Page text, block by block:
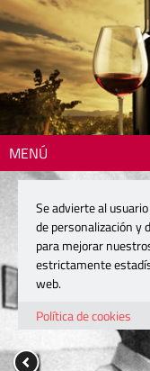
MENÚ
Se advierte al
de personalización y
para mejorar
estrictamente
web.
Política de cookies